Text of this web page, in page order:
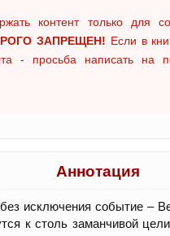
контент только для
ЗАПРЕЩЕН! Если в
- просьба написать на
Аннотация
исключения событие –
к столь заманчивой